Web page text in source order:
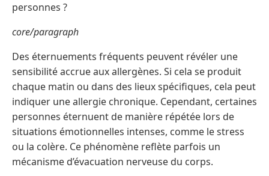
personnes ?
core/paragraph
Des éternuements fréquents peuvent révéler une
sensibilité accrue aux allergènes. Si cela se produit
chaque matin ou dans des lieux spécifiques, cela peut
indiquer une allergie chronique. Cependant, certaines
personnes éternuent de manière répétée lors de
situations émotionnelles intenses, comme le stress
ou la colère. Ce phénomène reflète parfois un
mécanisme d’évacuation nerveuse du corps.